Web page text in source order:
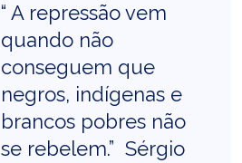
“ A repressão vem
quando não
conseguem que
negros, indígenas e
brancos pobres não
se rebelem.” Sérgio